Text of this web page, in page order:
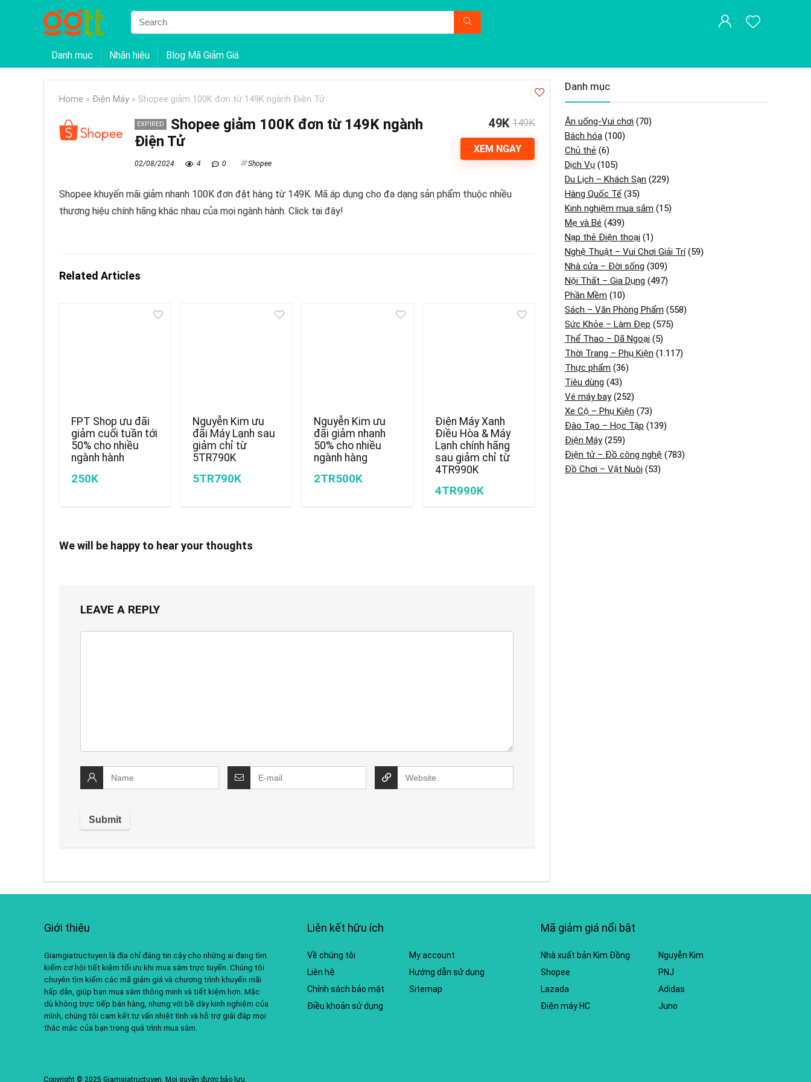
Danh mục Nhãn hiệu Blog Mã Giảm Giá
Home » Điện Máy » Shopee giảm 100K đơn từ 149K ngành Điện Tử
EXPIRED
Shopee giảm 100K đơn từ 149K ngành
Điện Tử
02/08/2024 4 0 Shopee
49K 149K
XEM NGAY
Shopee khuyến mãi giảm nhanh 100K đơn đặt hàng từ 149K. Mã áp dụng cho đa dạng sản phẩm thuộc nhiều
thương hiệu chính hãng khác nhau của mọi ngành hành. Click tại đây!
Related Articles
FPT Shop ưu đãi
giảm cuối tuần tới
50% cho nhiều
ngành hành
250K
Nguyễn Kim ưu
đãi Máy Lạnh sau
giảm chỉ từ
5TR790K
5TR790K
Nguyễn Kim ưu
đãi giảm nhanh
50% cho nhiều
ngành hàng
2TR500K
Điện Máy Xanh
Điều Hòa & Máy
Lạnh chính hãng
sau giảm chỉ từ
4TR990K
4TR990K
We will be happy to hear your thoughts
LEAVE A REPLY
Danh mục
Ăn uống-Vui chơi (70)
Bách hóa (100)
Chủ thẻ (6)
Dịch Vụ (105)
Du Lịch – Khách Sạn (229)
Hàng Quốc Tế (35)
Kinh nghiệm mua sắm (15)
Mẹ và Bé (439)
Nạp thẻ Điện thoại (1)
Nghệ Thuật – Vui Chơi Giải Trí(59)
Nhà cửa – Đời sống (309)
Nội Thất – Gia Dụng (497)
Phần Mềm (10)
Sách – Văn Phòng Phẩm (558)
Sức Khỏe – Làm Đẹp (575)
Thể Thao – Dã Ngoại (5)
Thời Trang – Phụ Kiện (1.117)
Thực phẩm (36)
Tiêu dùng (43)
Vé máy bay(252)
Xe Cộ – Phụ Kiện (73)
Đào Tạo – Học Tập (139)
Điện Máy(259)
Điện tử – Đồ công nghệ (783)
Đồ Chơi – Vật Nuôi (53)
Giới thiệu
Giamgiatructuyen là địa chỉ đáng tin cậy cho những ai đang tìm
kiếm cơ hội tiết kiệm tối ưu khi mua sắm trực tuyến. Chúng tôi
chuyên tìm kiếm các mã giảm giá và chương trình khuyến mãi
hấp dẫn, giúp bạn mua sắm thông minh và tiết kiệm hơn. Mặc
dù không trực tiếp bán hàng, nhưng với bề dày kinh nghiệm của
mình, chúng tôi cam kết tư vấn nhiệt tình và hỗ trợ giải đáp mọi
thắc mắc của bạn trong quá trình mua sắm.
Liên kết hữu ích
Về chúng tôi
Liên hệ
Chính sách bảo mật
Điều khoản sử dụng
My account
Hướng dẫn sử dụng
Sitemap
Mã giảm giá nổi bật
Nhà xuất bản Kim Đồng
Shopee
Lazada
Điện máy HC
Nguyễn Kim
PNJ
Adidas
Juno
Copyright © 2025 Giamgiatructuyen. Mọi quyền được bảo lưu.